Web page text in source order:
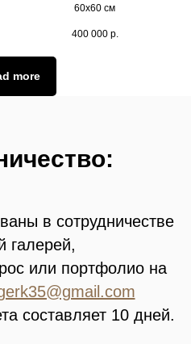
60х60 см
400 000 р.
more
в сотрудничестве
галерей,
или портфолио на
составляет 10 дней.